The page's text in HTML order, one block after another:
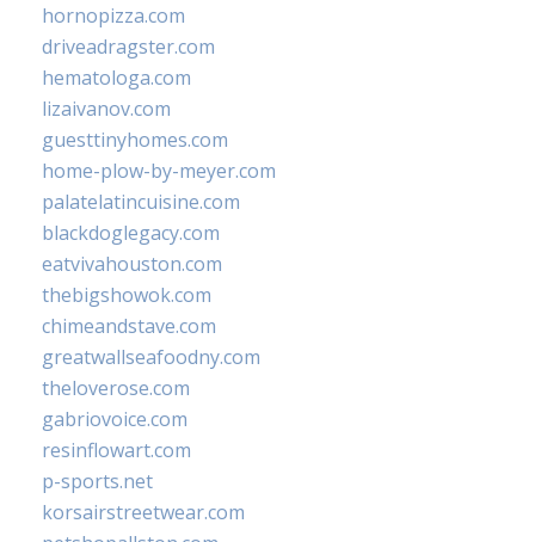
hornopizza.com
driveadragster.com
hematologa.com
lizaivanov.com
guesttinyhomes.com
home-plow-by-meyer.com
palatelatincuisine.com
blackdoglegacy.com
eatvivahouston.com
thebigshowok.com
chimeandstave.com
greatwallseafoodny.com
theloverose.com
gabriovoice.com
resinflowart.com
p-sports.net
korsairstreetwear.com